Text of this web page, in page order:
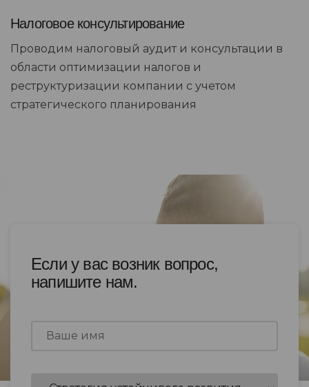
Налоговое консультирование
Проводим налоговый аудит и консультации в
области оптимизации налогов и
реструктуризации компании с учетом
стратегического планирования
Если у вас возник вопрос,
напишите нам.